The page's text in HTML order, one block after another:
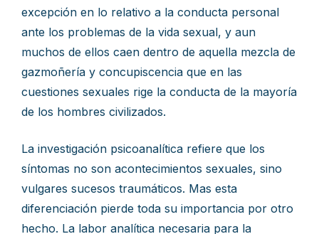
excepción en lo relativo a la conducta personal
ante los problemas de la vida sexual, y aun
muchos de ellos caen dentro de aquella mezcla de
gazmoñería y concupiscencia que en las
cuestiones sexuales rige la conducta de la mayoría
de los hombres civilizados.
La investigación psicoanalítica refiere que los
síntomas no son acontecimientos sexuales, sino
vulgares sucesos traumáticos. Mas esta
diferenciación pierde toda su importancia por otro
hecho. La labor analítica necesaria para la